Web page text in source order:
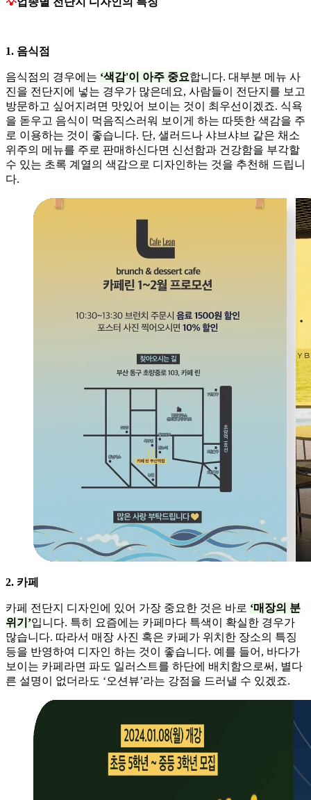
1. 음식점
음식점의 경우에는 ‘색감'이 아주 중요합니다. 대부분 메뉴 사
진을 전단지에 넣는 경우가 많은데요, 사람들이 전단지를 보고
방문하고 싶어지려면 맛있어 보이는 것이 최우선이겠죠. 식욕
을 돋우고 음식이 먹음직스러워 보이게 하는 따뜻한 색감을 주
로 이용하는 것이 좋습니다. 단, 샐러드나 샤브샤브 같은 채소
위주의 메뉴를 주로 판매하신다면 신선함과 건강함을 부각할
수 있는 초록 계열의 색감으로 디자인하는 것을 추천해 드립니
다.
2. 카페
카페 전단지 디자인에 있어 가장 중요한 것은 바로 ‘매장의 분
위기’입니다. 특히 요즘에는 카페마다 특색이 확실한 경우가
많습니다. 따라서 매장 사진 혹은 카페가 위치한 장소의 특징
등을 반영하여 디자인 하는 것이 좋습니다. 예를 들어, 바다가
보이는 카페라면 파도 일러스트를 하단에 배치함으로써, 별다
른 설명이 없더라도 ‘오션뷰’라는 강점을 드러낼 수 있겠죠.